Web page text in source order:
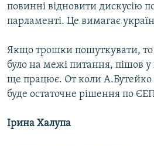
повинні відновити дискусію
парламенті. Це вимагає
Якщо трошки пошуткувати,
було на межі питання, пішов у
ще працює. От коли А.Бутейко
буде остаточне рішення по
Ірина Халупа